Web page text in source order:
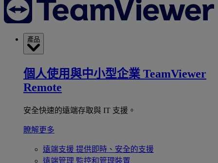
產品
個人使用與中小型企業 TeamViewer
Remote
安全快速的遠端存取與 IT 支援。
瞭解更多
遠端支援 提供即時、安全的支援
遠端管理 監控和管理裝置